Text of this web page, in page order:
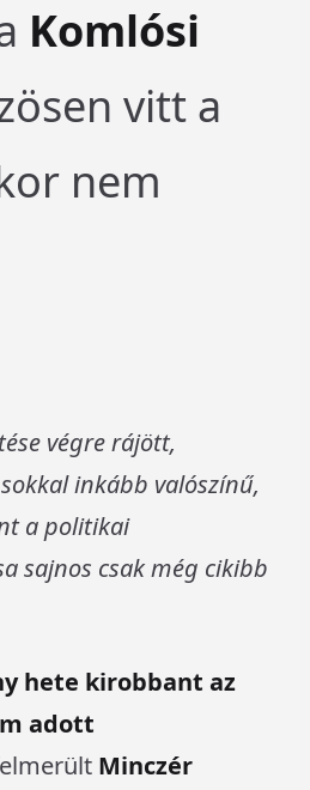
Komlósi
vitt a
nem
végre rájött,
inkább valószínű,
a politikai
sajnos csak még cikibb
hete kirobbant az
adott
Minczér